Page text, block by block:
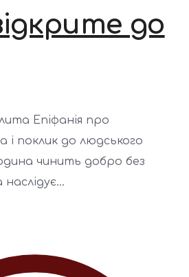
до
Епіфанія про
і поклик до людського
чинить добро без